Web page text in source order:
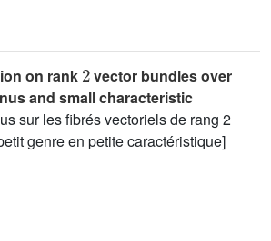
on rank
vector bundles over
and small characteristic
sur les fibrés vectoriels de rang 2
genre en petite caractéristique]